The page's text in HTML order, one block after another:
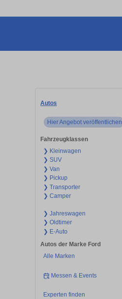
Autos
Hier Angebot veröffentlichen
Fahrzeugklassen
❯ Kleinwagen
❯ SUV
❯ Van
❯ Pickup
❯ Transporter
❯ Camper
❯ Jahreswagen
❯ Oldtimer
❯ E-Auto
Autos der Marke Ford
Alle Marken
Messen & Events
Experten finden